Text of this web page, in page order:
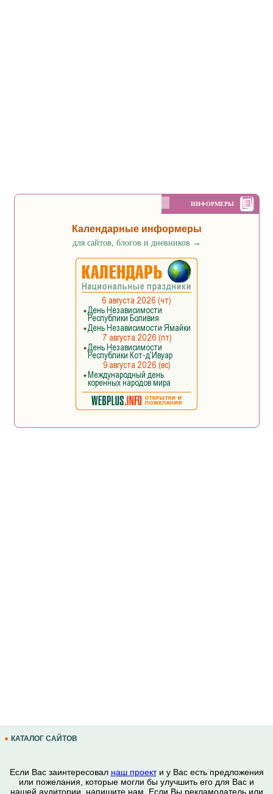
ИНФОРМЕРЫ
Календарные информеры
для сайтов, блогов и дневников →
КАТАЛОГ САЙТОВ
Если Вас заинтересовал наш проекти у Вас есть предложения
или пожелания, которые могли бы улучшить его для Вас и
нашей аудитории, напишите нам. Если Вы рекламодатель или